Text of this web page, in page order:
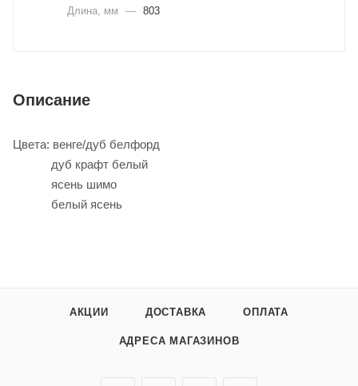
Длина, мм
— 803
Описание
Цвета: венге/дуб белфорд
дуб крафт белый
ясень шимо
белый ясень
АКЦИИ ДОСТАВКА ОПЛАТА
АДРЕСА МАГАЗИНОВ